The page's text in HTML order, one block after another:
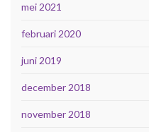
mei 2021
februari 2020
juni 2019
december 2018
november 2018